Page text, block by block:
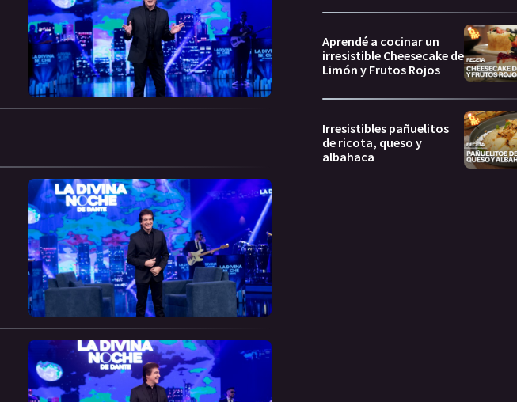
Aprendé a cocinar un
irresistible Cheesecake de
Limón y Frutos Rojos
Irresistibles pañuelitos
de ricota, queso y
albahaca